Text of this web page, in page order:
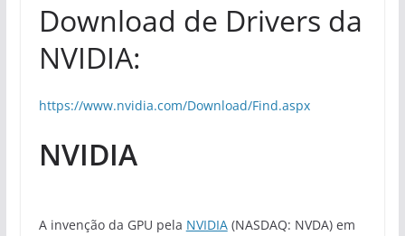
Download de Drivers da
NVIDIA:
https://www.nvidia.com/Download/Find.aspx
NVIDIA
A invenção da GPU pela NVIDIA(NASDAQ: NVDA) em